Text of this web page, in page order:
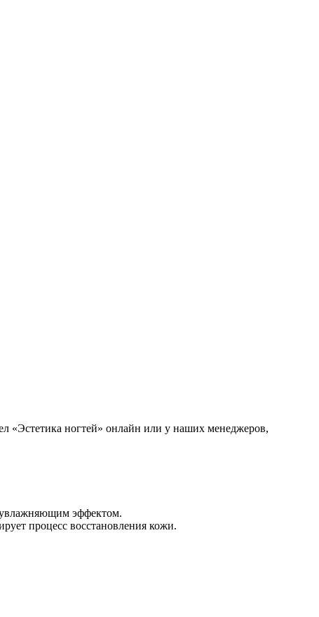
«Эстетика ногтей» онлайн или у наших менеджеров,
увлажняющим эффектом.
процесс восстановления кожи.